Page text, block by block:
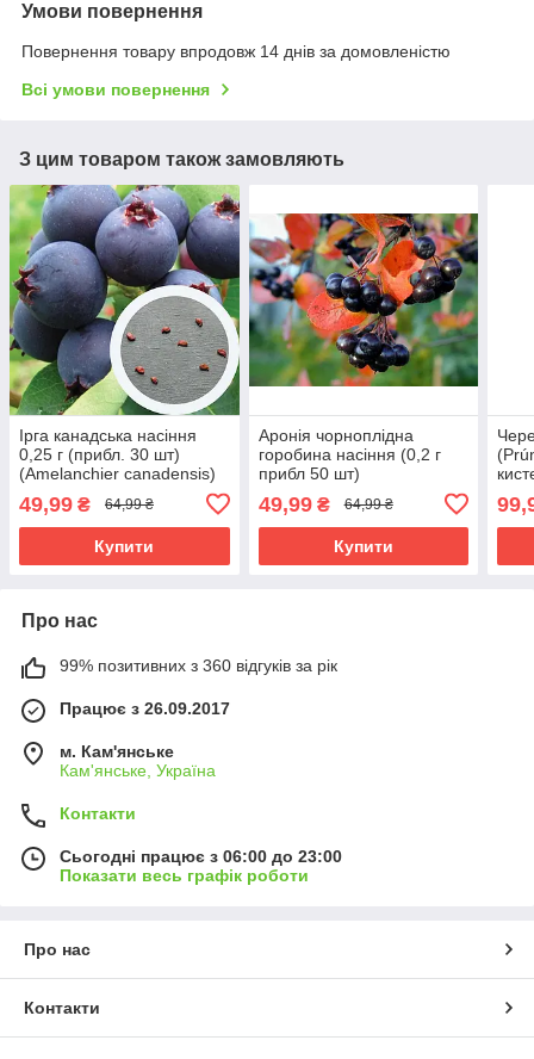
Умови повернення
Повернення товару впродовж 14 днів за домовленістю
Всі умови повернення
З цим товаром також замовляють
Ірга канадська насіння
0,25 г (прибл. 30 шт)
(Amelanchier canadensis)
49,99 ₴ 64,99 ₴
Купити
Аронія чорноплідна
горобина насіння (0,2 г
прибл 50 шт)
49,99₴ 64,99 ₴
Купити
Про нас
99% позитивних з 360 відгуків за рік
Працює з 26.09.2017
м. Кам'янське
Кам'янське, Україна
Контакти
Сьогодні працює з 06:00 до 23:00
Показати весь графік роботи
Про нас
Контакти